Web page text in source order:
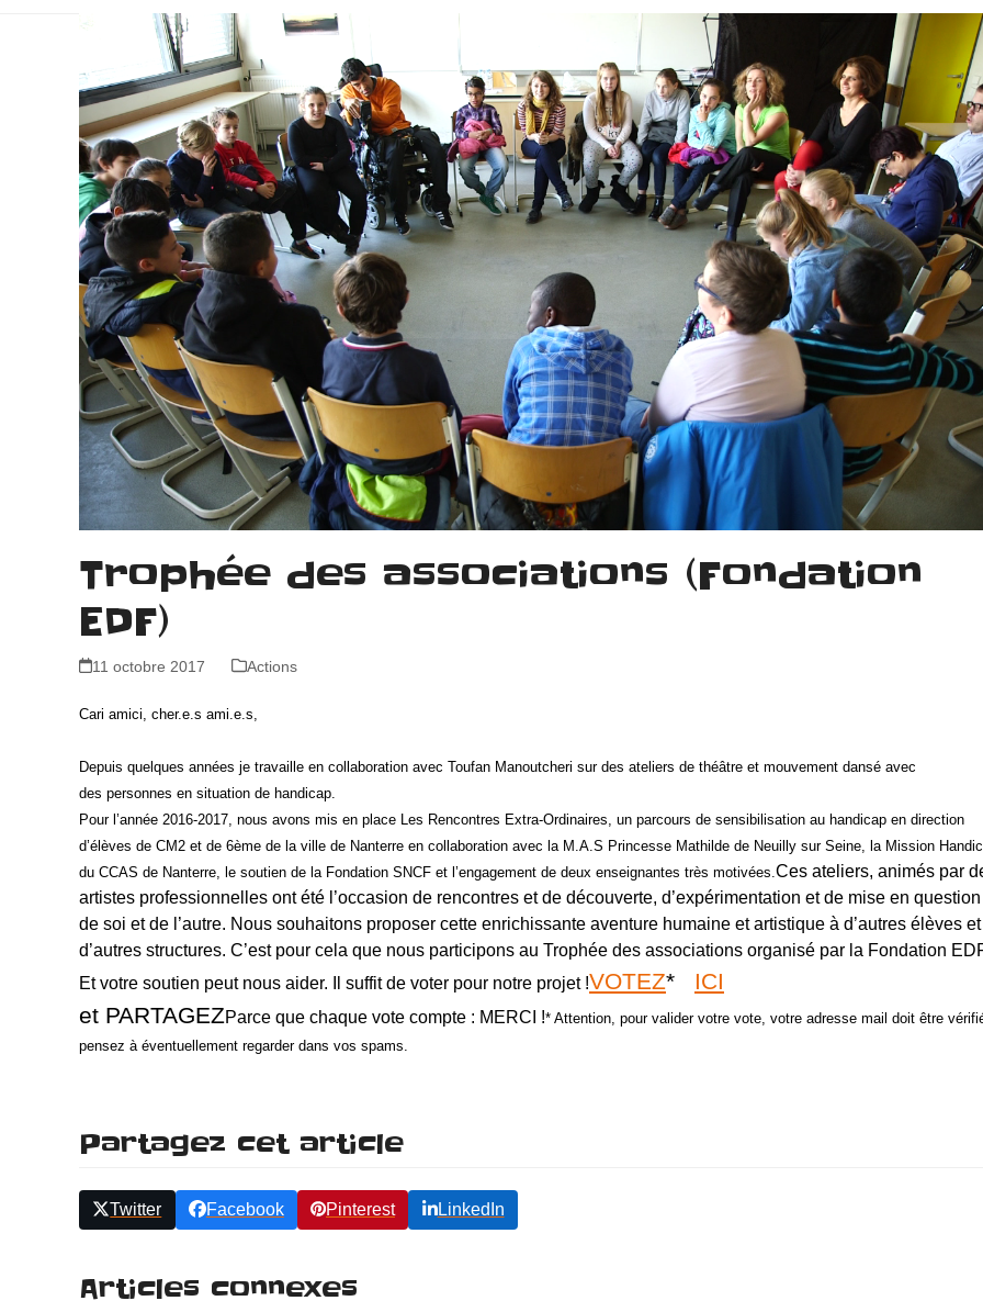
Trophée des associations (Fondation
EDF)
11 octobre 2017 Actions
Cari amici, cher.e.s ami.e.s,
Depuis quelques années je travaille en collaboration avec Toufan Manoutcheri sur des ateliers de théâtre et mouvement dansé avec
des personnes en situation de handicap.
Pour l’année 2016-2017, nous avons mis en place Les Rencontres Extra-Ordinaires, un parcours de sensibilisation au handicap en direction
d’élèves de CM2 et de 6ème de la ville de Nanterre en collaboration avec la M.A.S Princesse Mathilde de Neuilly sur Seine, la Mission
du CCAS de Nanterre, le soutien de la Fondation SNCF et l’engagement de deux enseignantes très motivées. Ces ateliers, animés par
artistes professionnelles ont été l’occasion de rencontres et de découverte, d’expérimentation et de mise en question
de soi et de l’autre. Nous souhaitons proposer cette enrichissante aventure humaine et artistique à d’autres élèves et
d’autres structures. C’est pour cela que nous participons au Trophée des associations organisé par la Fondation
Et votre soutien peut nous aider. Il suffit de voter pour notre projet !VOTEZ* ICI
et PARTAGEZParce que chaque vote compte : MERCI !* Attention, pour valider votre vote, votre adresse mail doit être
pensez à éventuellement regarder dans vos spams.
Partagez cet article
Twitter Facebook Pinterest LinkedIn
Articles connexes